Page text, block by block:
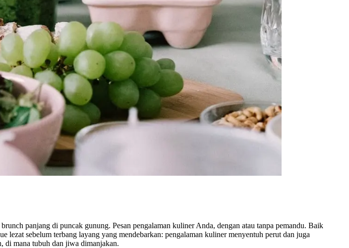
panjang di puncak gunung. Pesan pengalaman kuliner Anda, dengan atau tanpa pemandu. Baik
lezat sebelum terbang layang yang mendebarkan: pengalaman kuliner menyentuh perut dan juga
di mana tubuh dan jiwa dimanjakan.